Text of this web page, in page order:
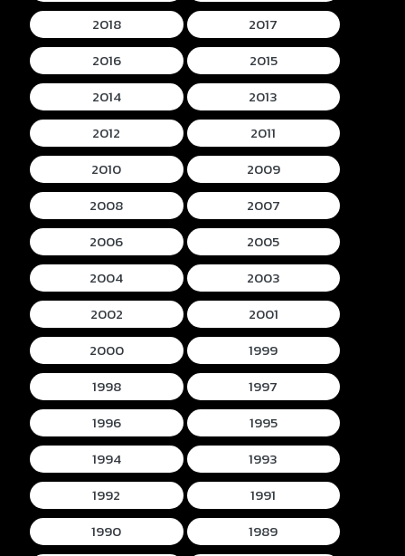
2018
2017
2016
2015
2014
2013
2012
2011
2010
2009
2008
2007
2006
2005
2004
2003
2002
2001
2000
1999
1998
1997
1996
1995
1994
1993
1992
1991
1990
1989